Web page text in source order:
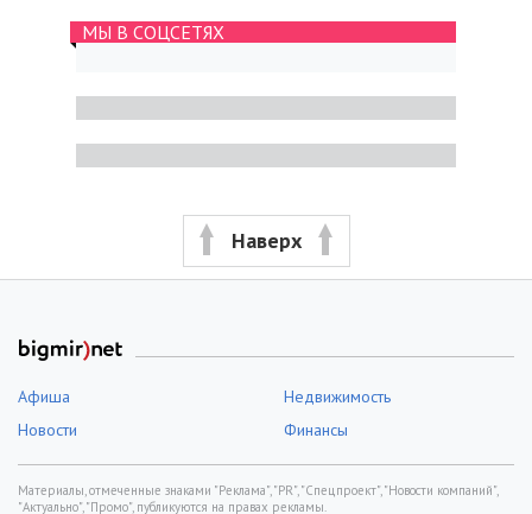
МЫ В СОЦСЕТЯХ
Наверх
Афиша
Недвижимость
Новости
Финансы
Материалы, отмеченные знаками "Реклама", "PR", "Спецпроект", "Новости компаний",
"Актуально", "Промо", публикуются на правах рекламы.